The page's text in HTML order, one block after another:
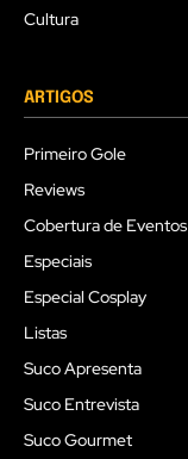
Cultura
ARTIGOS
Primeiro Gole
Reviews
Cobertura de Eventos
Especiais
Especial Cosplay
Listas
Suco Apresenta
Suco Entrevista
Suco Gourmet